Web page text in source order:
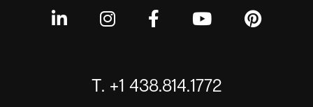
T. +1 438.814.1772